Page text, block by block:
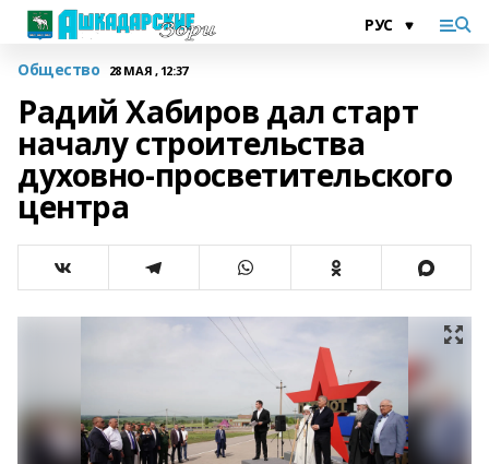
Общество 28 МАЯ , 12:37
Радий Хабиров дал старт
началу строительства
духовно-просветительского
центра